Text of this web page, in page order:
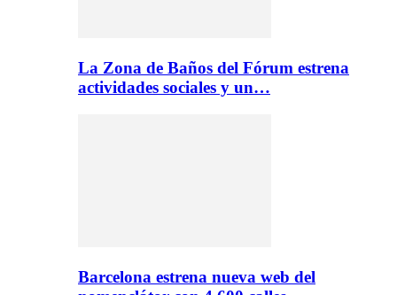
La Zona de Baños del Fórum estrena
actividades sociales y un…
Barcelona estrena nueva web del